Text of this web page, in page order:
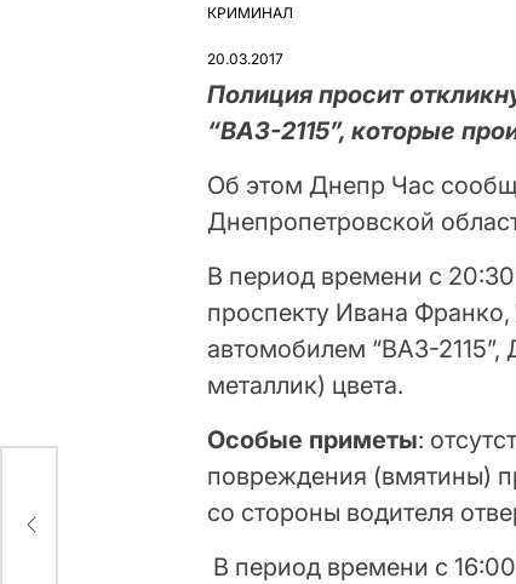
ОПУБЛІКУВАТИ
КРИМИНАЛ
20.03.2017
Полиция просит
“ВАЗ-2115”, которые
Об этом Днепр Час
Днепропетровской
В период времени с
проспекту Ивана
автомобилем “ВАЗ-
металлик) цвета.
Особые приметы:
повреждения (вмятины)
со стороны водителя
В период времени с